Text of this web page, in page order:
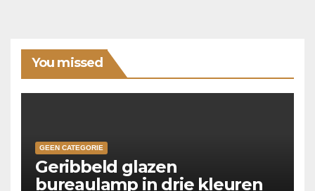
You missed
GEEN CATEGORIE
Geribbeld glazen
bureaulamp in drie kleuren